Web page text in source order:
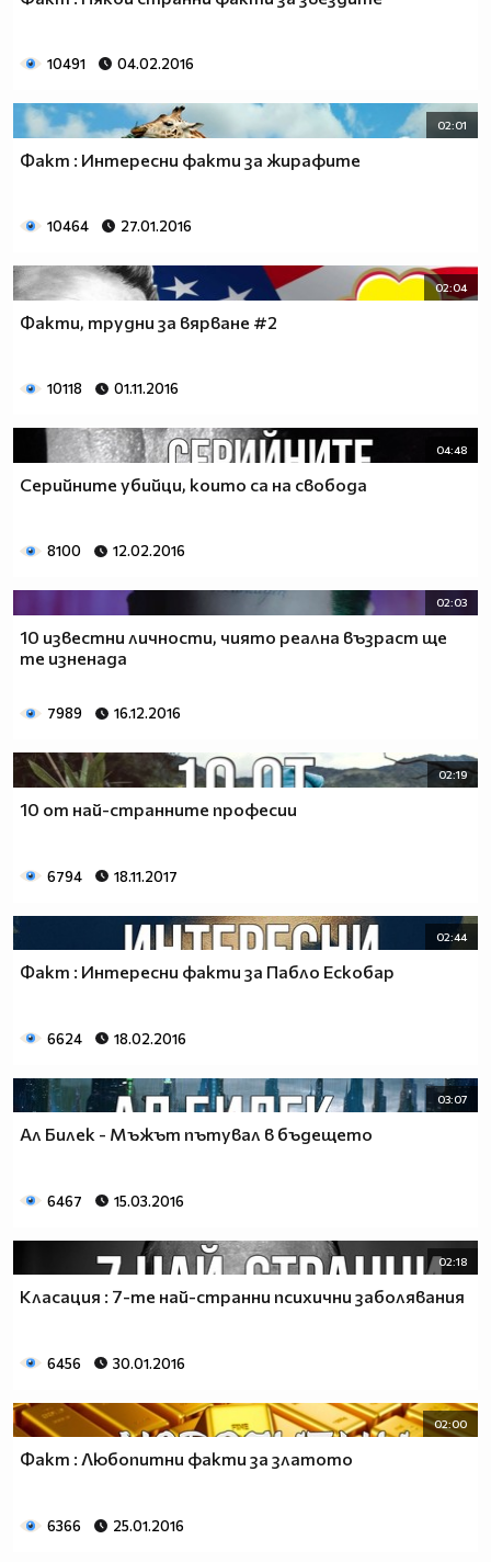
10491 04.02.2016
02:01
Факт : Интересни факти за жирафите
10464 27.01.2016
02:04
Факти, трудни за вярване #2
10118 01.11.2016
04:48
Серийните убийци, които са на свобода
8100 12.02.2016
02:03
10 известни личности, чиято реална възраст ще
те изненада
7989 16.12.2016
02:19
10 от най-странните професии
6794 18.11.2017
02:44
Факт : Интересни факти за Пабло Ескобар
6624 18.02.2016
03:07
Ал Билек - Мъжът пътувал в бъдещето
6467 15.03.2016
02:18
Класация : 7-те най-странни психични заболявания
6456 30.01.2016
02:00
Факт : Любопитни факти за златото
6366 25.01.2016